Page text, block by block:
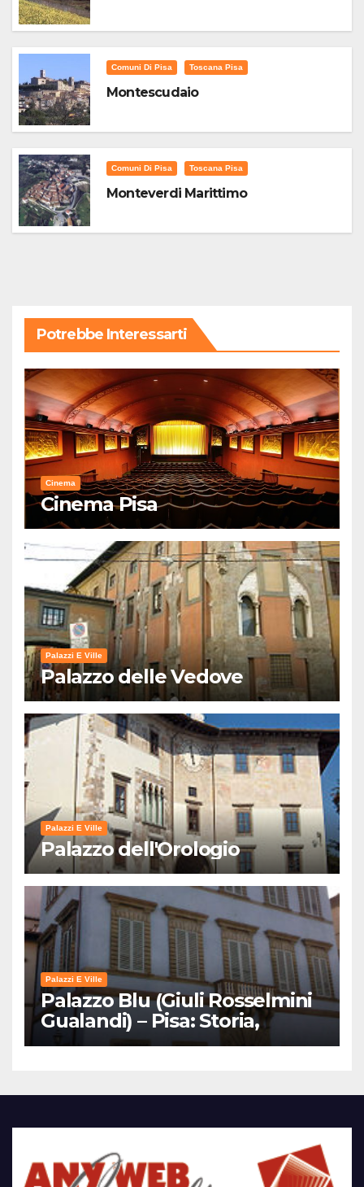
Comuni Di Pisa Toscana Pisa
Montescudaio
Comuni Di Pisa Toscana Pisa
Monteverdi Marittimo
Potrebbe Interessarti
Cinema
Cinema Pisa
Palazzi E Ville
Palazzo delle Vedove
Palazzi E Ville
Palazzo dell'Orologio
Palazzi E Ville
Palazzo Blu (Giuli Rosselmini
Gualandi) – Pisa: Storia,
Mostre e Info Visita